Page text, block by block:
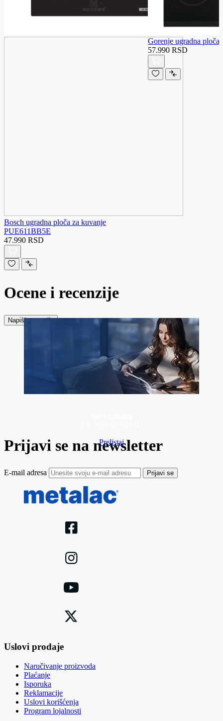
Bosch ugradna ploča za kuvanje
PUE611BB5E
47.990 RSD
Gorenje ugradna
57.990 RSD
Ocene i recenzije
Napiši recenziju
Prelistaj
Prijavi se na newsletter
E-mail adresa Prijavi se
Uslovi prodaje
Naručivanje proizvoda
Plaćanje
Isporuka
Reklamacije
Uslovi korišćenja
Program lojalnosti